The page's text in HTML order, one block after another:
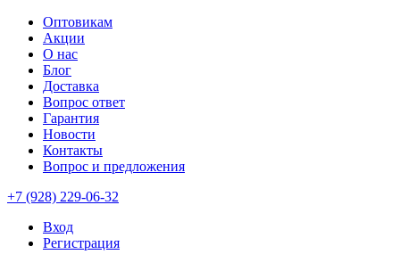
Оптовикам
Акции
О нас
Блог
Доставка
Вопрос ответ
Гарантия
Новости
Контакты
Вопрос и предложения
+7 (928) 229-06-32
Вход
Регистрация